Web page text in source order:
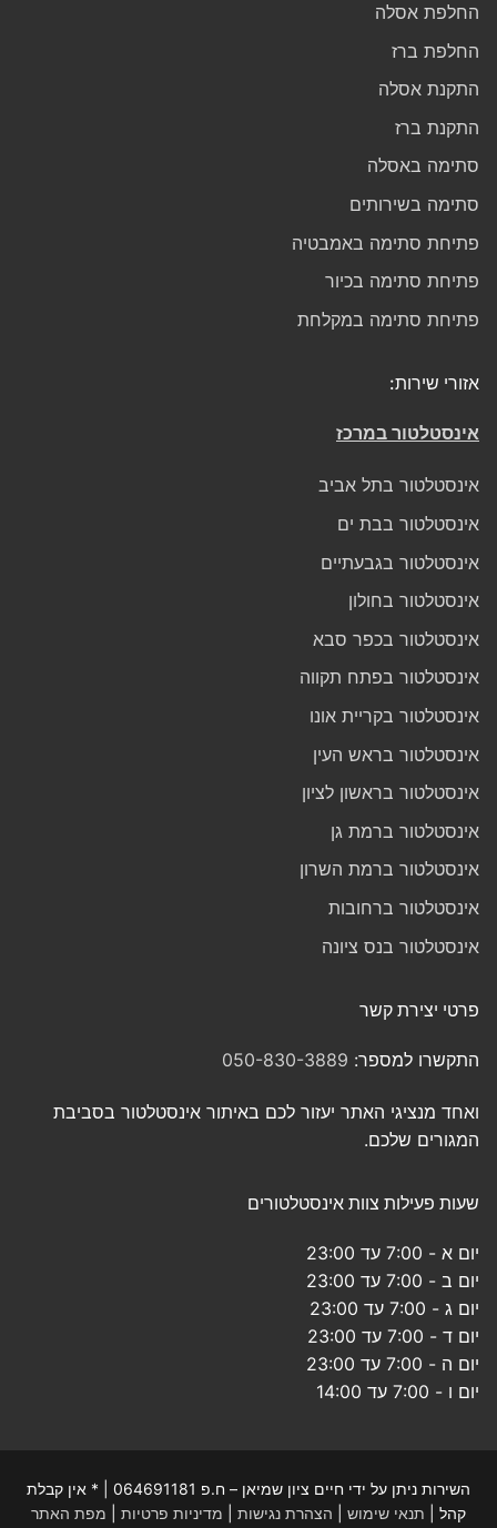
החלפת אסלה
החלפת ברז
התקנת אסלה
התקנת ברז
סתימה באסלה
סתימה בשירותים
פתיחת סתימה באמבטיה
פתיחת סתימה בכיור
פתיחת סתימה במקלחת
אזורי שירות:
אינסטלטור במרכז
אינסטלטור בתל אביב
אינסטלטור בבת ים
אינסטלטור בגבעתיים
אינסטלטור בחולון
אינסטלטור בכפר סבא
אינסטלטור בפתח תקווה
אינסטלטור בקריית אונו
אינסטלטור בראש העין
אינסטלטור בראשון לציון
אינסטלטור ברמת גן
אינסטלטור ברמת השרון
אינסטלטור ברחובות
אינסטלטור בנס ציונה
פרטי יצירת קשר
התקשרו למספר: 050-830-3889
ואחד מנציגי האתר יעזור לכם באיתור אינסטלטור בסביבת
המגורים שלכם.
שעות פעילות צוות אינסטלטורים
יום א - 7:00 עד 23:00
יום ב - 7:00 עד 23:00
יום ג - 7:00 עד 23:00
יום ד - 7:00 עד 23:00
יום ה - 7:00 עד 23:00
יום ו - 7:00 עד 14:00
השירות ניתן על ידי חיים ציון שמיאן – ח.פ 064691181 | * אין קבלת
קהל | תנאי שימוש הצהרת נגישות מדיניות פרטיות מפת האתר